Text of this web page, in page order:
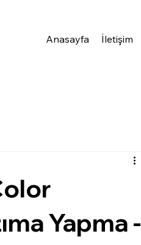
Anasayfa İletişim
Yapma -